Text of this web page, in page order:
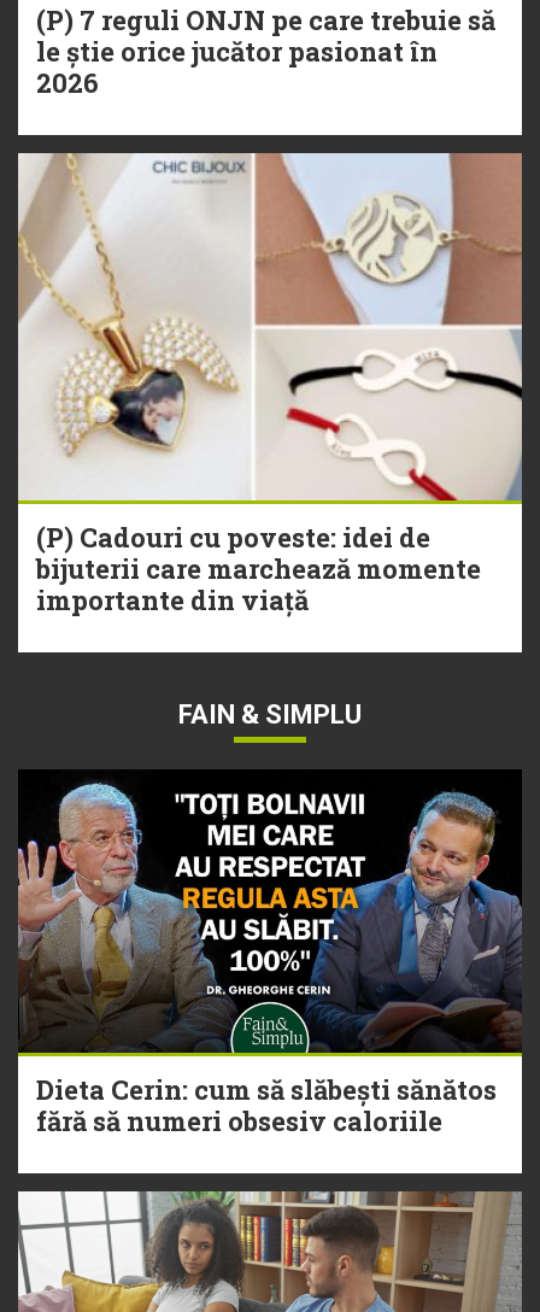
(P) 7 reguli ONJN pe care trebuie să
le știe orice jucător pasionat în
2026
(P) Cadouri cu poveste: idei de
bijuterii care marchează momente
importante din viață
FAIN & SIMPLU
Dieta Cerin: cum să slăbești sănătos
fără să numeri obsesiv caloriile